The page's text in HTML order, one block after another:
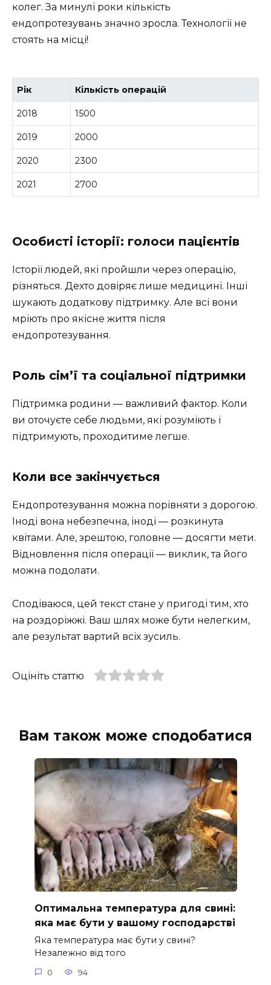
колег. За минулі роки кількість
ендопротезувань значно зросла. Технології не
стоять на місці!
Рік Кількість операцій
2018 1500
2019 2000
2020 2300
2021 2700
Особисті історії: голоси пацієнтів
Історії людей, які пройшли через операцію,
різняться. Дехто довіряє лише медицині. Інші
шукають додаткову підтримку. Але всі вони
мріють про якісне життя після
ендопротезування.
Роль сім’ї та соціальної підтримки
Підтримка родини — важливий фактор. Коли
ви оточуєте себе людьми, які розуміють і
підтримують, проходитиме легше.
Коли все закінчується
Ендопротезування можна порівняти з дорогою.
Іноді вона небезпечна, іноді — розкинута
квітами. Але, зрештою, головне — досягти мети.
Відновлення після операції — виклик, та його
можна подолати.
Сподіваюся, цей текст стане у пригоді тим, хто
на роздоріжжі. Ваш шлях може бути нелегким,
але результат вартий всіх зусиль.
Оцініть статтю
Вам також може сподобатися
Оптимальна температура для свині:
яка має бути у вашому господарстві
Яка температура має бути у свині?
Незалежно від того
0 94